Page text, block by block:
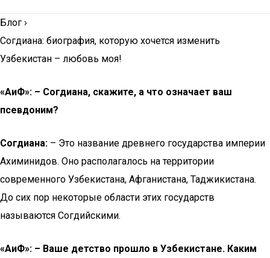
Блог ›
Согдиана: биография, которую хочется изменить
Узбекистан – любовь моя!
«AиФ»: – Согдиана, скажите, а что означает ваш
псевдоним?
Согдиана: – Это название древнего государства империи
Ахиминидов. Оно располагалось на территории
современного Узбекистана, Афганистана, Таджикистана.
До сих пор некоторые области этих государств
называются Согдийскими.
«AиФ»: – Ваше детство прошло в Узбекистане. Каким